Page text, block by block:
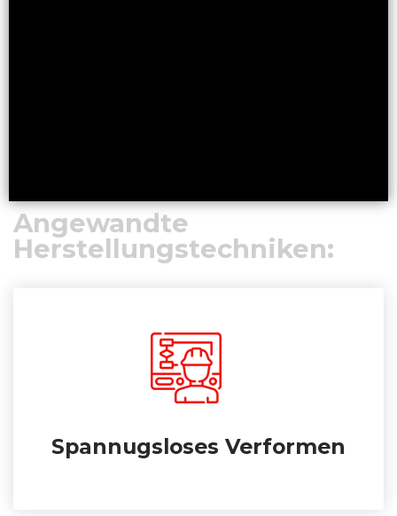
Angewandte
Herstellungstechniken:
Spannugsloses Verformen